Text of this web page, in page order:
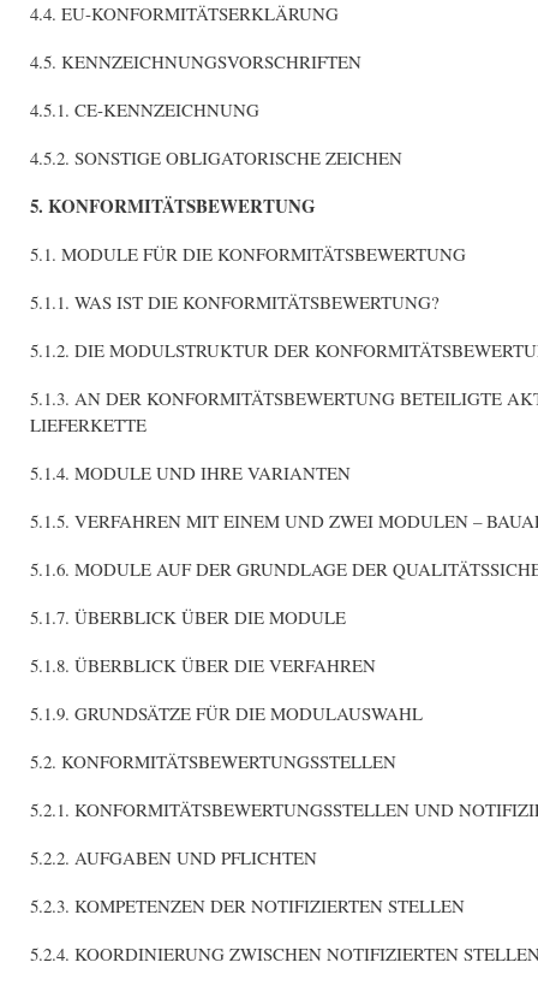
4.4. EU-KONFORMITÄTSERKLÄRUNG
4.5. KENNZEICHNUNGSVORSCHRIFTEN
4.5.1. CE-KENNZEICHNUNG
4.5.2. SONSTIGE OBLIGATORISCHE ZEICHEN
5. KONFORMITÄTSBEWERTUNG
5.1. MODULE FÜR DIE KONFORMITÄTSBEWERTUNG
5.1.1. WAS IST DIE KONFORMITÄTSBEWERTUNG?
5.1.2. DIE MODULSTRUKTUR DER
5.1.3. AN DER KONFORMITÄTSBEWERTUNG BETEILIGTE
LIEFERKETTE
5.1.4. MODULE UND IHRE VARIANTEN
5.1.5. VERFAHREN MIT EINEM UND ZWEI MODULEN –
5.1.6. MODULE AUF DER GRUNDLAGE DER
5.1.7. ÜBERBLICK ÜBER DIE MODULE
5.1.8. ÜBERBLICK ÜBER DIE VERFAHREN
5.1.9. GRUNDSÄTZE FÜR DIE MODULAUSWAHL
5.2. KONFORMITÄTSBEWERTUNGSSTELLEN
5.2.1. KONFORMITÄTSBEWERTUNGSSTELLEN UND
5.2.2. AUFGABEN UND PFLICHTEN
5.2.3. KOMPETENZEN DER NOTIFIZIERTEN STELLEN
5.2.4. KOORDINIERUNG ZWISCHEN NOTIFIZIERTEN